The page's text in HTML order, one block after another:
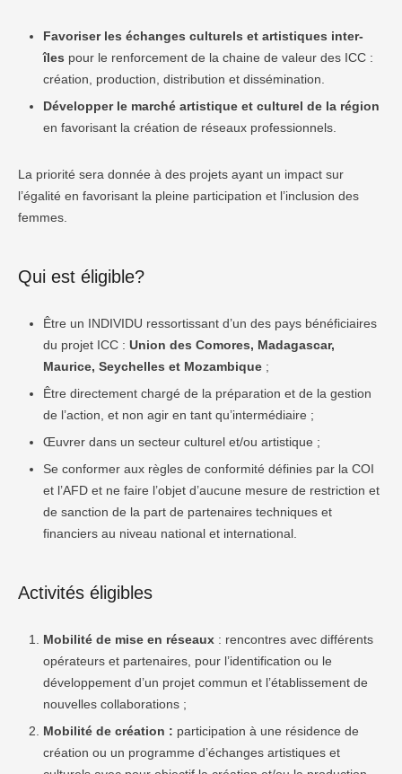
Favoriser les échanges culturels et artistiques inter-
îles pour le renforcement de la chaine de valeur des ICC :
création, production, distribution et dissémination.
Développer le marché artistique et culturel de la région
en favorisant la création de réseaux professionnels.
La priorité sera donnée à des projets ayant un impact sur
l’égalité en favorisant la pleine participation et l’inclusion des
femmes.
Qui est éligible?
Être un INDIVIDU ressortissant d’un des pays bénéficiaires
du projet ICC : Union des Comores, Madagascar,
Maurice, Seychelles et Mozambique ;
Être directement chargé de la préparation et de la gestion
de l’action, et non agir en tant qu’intermédiaire ;
Œuvrer dans un secteur culturel et/ou artistique ;
Se conformer aux règles de conformité définies par la COI
et l’AFD et ne faire l’objet d’aucune mesure de restriction et
de sanction de la part de partenaires techniques et
financiers au niveau national et international.
Activités éligibles
Mobilité de mise en réseaux : rencontres avec différents
opérateurs et partenaires, pour l’identification ou le
développement d’un projet commun et l’établissement de
nouvelles collaborations ;
Mobilité de création : participation à une résidence de
création ou un programme d’échanges artistiques et